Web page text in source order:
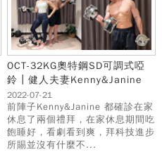
OCT-32KG奧特鋼SD可調式啞
鈴┃健人夫妻Kenny&Janine
2022-07-21
前陣子Kenny&Janine 都確診在家
休息了兩個禮拜，在家休息期間吃
飽睡好，看劇看到爽，拜科技進步
所賜並沒有什麼不...